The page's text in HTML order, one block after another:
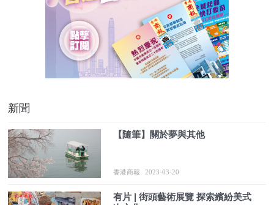
新聞
【隨筆】關於夢與其他
香港商報 2023-03-20
有片 | 街頭藝術展覽 探索繽紛美式